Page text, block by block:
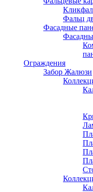
Фальц
Фасадные
Ограждения
Забор Жалюзи